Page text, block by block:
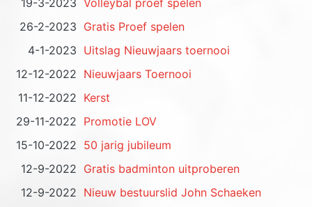
19-3-2023 Volleybal proef spelen
26-2-2023 Gratis Proef spelen
4-1-2023 Uitslag Nieuwjaars toernooi
12-12-2022 Nieuwjaars Toernooi
11-12-2022 Kerst
29-11-2022 Promotie LOV
15-10-2022 50 jarig jubileum
12-9-2022 Gratis badminton uitproberen
12-9-2022 Nieuw bestuurslid John Schaeken